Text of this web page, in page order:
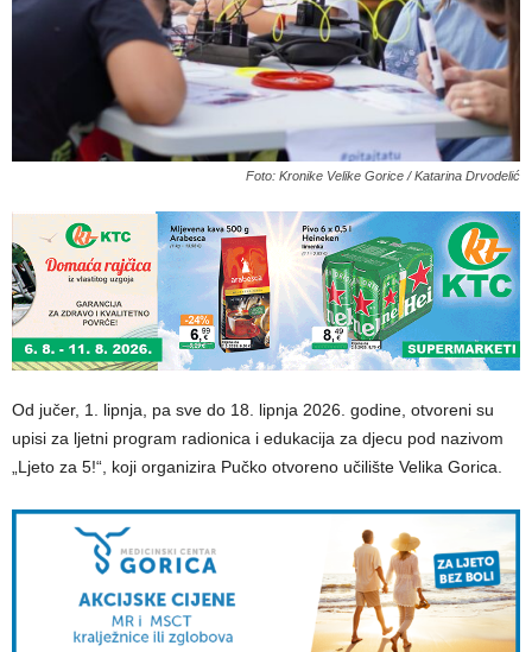
Foto: Kronike Velike Gorice / Katarina Drvodelić
Od jučer, 1. lipnja, pa sve do 18. lipnja 2026. godine, otvoreni su
upisi za ljetni program radionica i edukacija za djecu pod nazivom
„Ljeto za 5!“, koji organizira Pučko otvoreno učilište Velika Gorica.